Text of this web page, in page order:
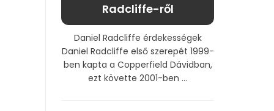
Radcliffe-ről
Daniel Radcliffe érdekességek
Daniel Radcliffe első szerepét 1999-
ben kapta a Copperfield Dávidban,
ezt követte 2001-ben ...